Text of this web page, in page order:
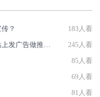
？ 183人看
245人看
85人看
69人看
81人看